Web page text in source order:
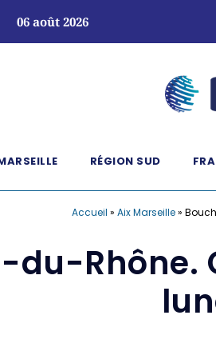
06 août 2026
RÉGION SUD
Accueil » Aix Marseille»
du-Rhône.